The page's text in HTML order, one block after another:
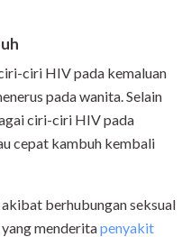
ciri HIV pada kemaluan
pada wanita. Selain
ciri-ciri HIV pada
cepat kambuh kembali
berhubungan seksual
menderitapenyakit